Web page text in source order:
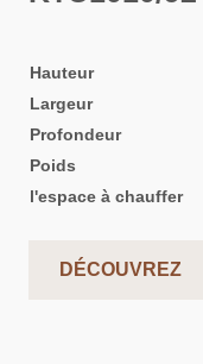
Hauteur
Largeur
Profondeur
Poids
l'espace à chauffer
DÉCOUVREZ